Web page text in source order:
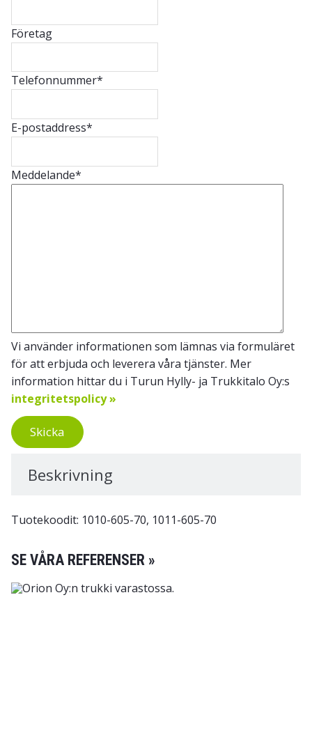
Företag
Telefonnummer*
E-postaddress*
Meddelande*
Vi använder informationen som lämnas via formuläret
för att erbjuda och leverera våra tjänster. Mer
information hittar du i Turun Hylly- ja Trukkitalo Oy:s
integritetspolicy »
Skicka
Beskrivning
Tuotekoodit: 1010-605-70, 1011-605-70
SE VÅRA REFERENSER »